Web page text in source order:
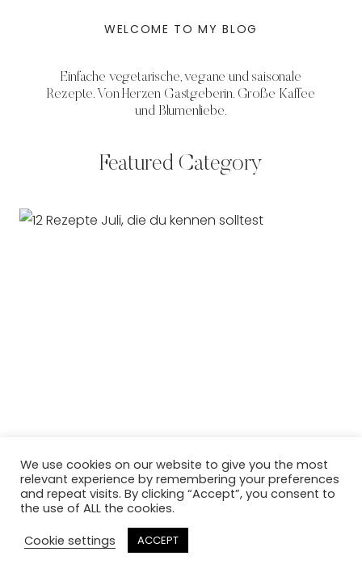
WELCOME TO MY BLOG
Einfache vegetarische, vegane und saisonale
Rezepte. Von Herzen Gastgeberin. Große Kaffee
und Blumenliebe.
Featured Category
12 REZEPTE JULI, DIE DU KENNEN SOLLTEST
We use cookies on our website to give you the most
relevant experience by remembering your preferences
and repeat visits. By clicking “Accept”, you consent to
the use of ALL the cookies.
Cookie settings
ACCEPT